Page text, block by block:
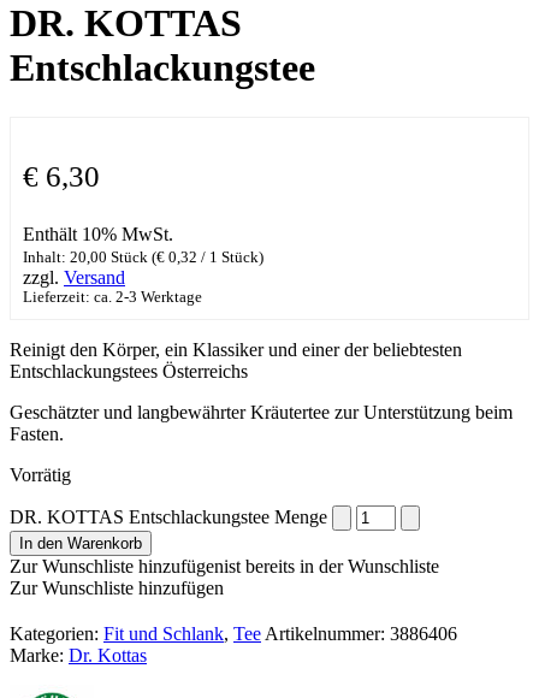
DR. KOTTAS
Entschlackungstee
€ 6,30
Enthält 10% MwSt.
Inhalt: 20,00 Stück (€ 0,32 / 1 Stück)
zzgl. Versand
Lieferzeit: ca. 2-3 Werktage
Reinigt den Körper, ein Klassiker und einer der beliebtesten
Entschlackungstees Österreichs
Geschätzter und langbewährter Kräutertee zur Unterstützung beim
Fasten.
Vorrätig
DR. KOTTAS Entschlackungstee Menge
In den Warenkorb
Zur Wunschliste hinzufügenist bereits in der Wunschliste
Zur Wunschliste hinzufügen
Kategorien: Fit und Schlank, Tee Artikelnummer: 3886406
Marke: Dr. Kottas